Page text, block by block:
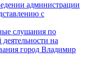
администрации
с
слушания по
на
город Владимир